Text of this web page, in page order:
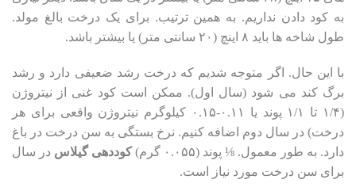
به کود دادن نداریم. به همین ترتیب. برای یک درخت بالغ مولد.
طول شاخه ها باید ۸ اینچ (۲۰ سانتی متر) یا بیشتر باشد.
با این حال. اگر متوجه شدیم که درخت رشد ضعیفی دارد و رشد
برگ کند می شود (سال اول). ممکن است کود غنی از نیتروژن
(۱/۴ تا ۱/۱ پوند یا ۰.۱۱-۰.۱۵ کیلوگرم نیتروژن واقعی برای هر
درخت) در سال دوم اضافه کنیم. نرخ بستگی به سن درخت در باغ
دارد. به طور معمول. ⅛ پوند (۰.۰۵۵ گرم)
کوددهی گیلاس در سال
برای سن درخت مورد نیاز است.